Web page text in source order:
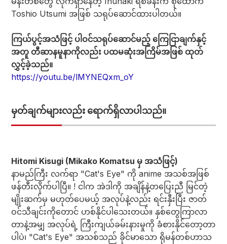
Toshio Utsumi အဖြစ် သရုပ်ဆောင်ထားပါတယ်။
ကြယ်ပွင့်အသံဖြင့် ပါဝင်သရုပ်ဆောင်မည့် ကြေငြာချက်နှင့်
အတူ တီဆာနမူနာကိုလည်း ပထမဆုံးအကြိမ်အဖြစ် ထုတ်
လွှင့်ခဲ့သည်။
https://youtu.be/lMYNEQxm_oY
မှတ်ချက်များလည်း ရောက်ရှိလာပါသည်။
Hitomi Kisugi (Mikako Komatsu မှ အသံဖြင့်)
နာမည်ကြီး လက်ရာ "Cat's Eye" ကို anime အသစ်အဖြစ်
ဖန်တီးလိုက်ပါပြီ။ ! ငါက အဲဒါကို အချိန်နဲ့တပြေးညီ မြင်တဲ့
မျိုးဆက်မှ မဟုတ်ပေမယ့် အလုပ်နဲ့လည်း ရင်းနှီးပြီး ဇာတ်
ဝင်သီချင်းကိုတောင် ဟစ်နိုင်ပါသေးတယ်။ နှစ်တွေကြာလာ
တာနဲ့အမျှ အလုပ်ရဲ့ ကြီးကျယ်ခမ်းနားမှုကို ခံစားနိုင်တော့တာ
ပါပဲ၊ "Cat's Eye" အသစ်သည် ခိုင်မာသော ရိုမန်တစ်ဟာသ